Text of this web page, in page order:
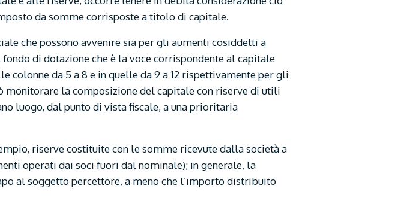
da somme corrisposte a titolo di capitale.
che possono avvenire sia per gli aumenti cosiddetti a
di dotazione che è la voce corrispondente al capitale
colonne da 5 a 8 e in quelle da 9 a 12 rispettivamente per gli
monitorare la composizione del capitale con riserve di utili
luogo, dal punto di vista fiscale, a una prioritaria
riserve costituite con le somme ricevute dalla società a
operati dai soci fuori dal nominale); in generale, la
al soggetto percettore, a meno che l’importo distribuito